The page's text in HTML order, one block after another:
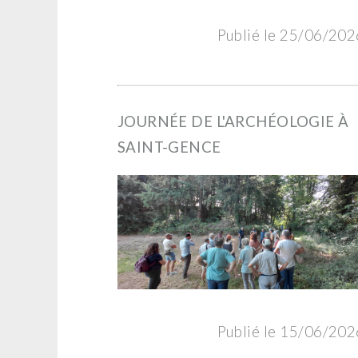
Publié le 25/06/
JOURNÉE DE L'ARCHÉOLOGIE À
SAINT-GENCE
Publié le 15/06/